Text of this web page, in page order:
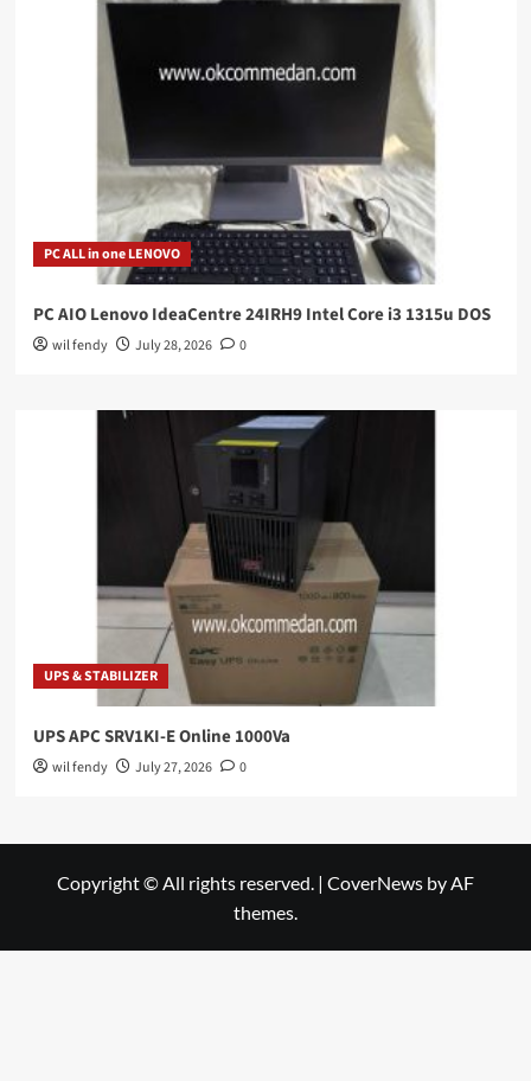
PC ALL in one LENOVO
PC AIO Lenovo IdeaCentre 24IRH9 Intel Core i3 1315u DOS
wil fendy July 28, 2026 0
UPS & STABILIZER
UPS APC SRV1KI-E Online 1000Va
wil fendy July 27, 2026 0
Copyright © All rights reserved. | CoverNews by AF
themes.